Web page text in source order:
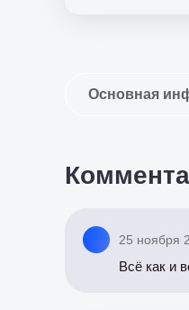
Основная
25 ноября
Всё как и